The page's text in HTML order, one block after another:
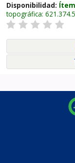
Disponibilidad:
topográfica: